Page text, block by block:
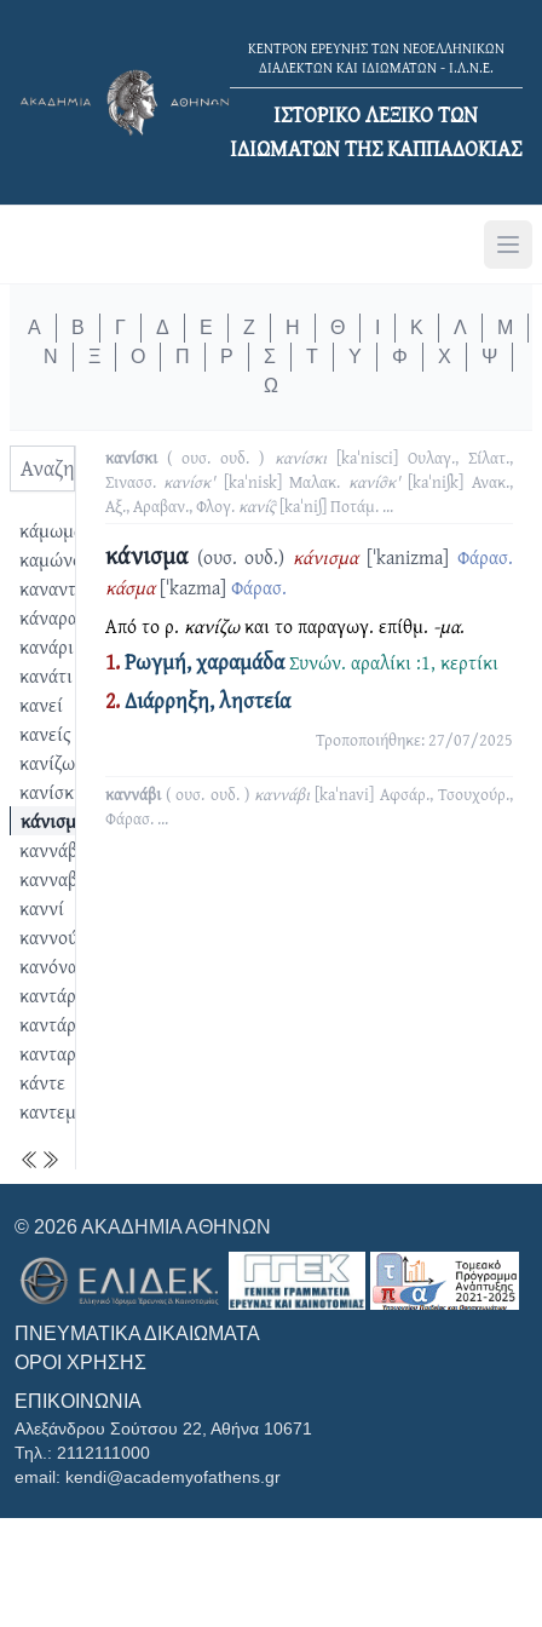
ΚΕΝΤΡΟΝ ΕΡΕΥΝΗΣ ΤΩΝ ΝΕΟΕΛΛΗΝΙΚΩΝ
ΔΙΑΛΕΚΤΩΝ ΚΑΙ ΙΔΙΩΜΑΤΩΝ - Ι.Λ.Ν.Ε.
ΙΣΤΟΡΙΚΟ ΛΕΞΙΚΟ TΩΝ
ΙΔΙΩΜΑΤΩΝ ΤΗΣ ΚΑΠΠΑΔΟΚΙΑΣ
Α Β Γ Δ Ε Ζ Η Θ Κ Λ
Μ
Ν
Ξ Ο Π Ρ Σ Τ Υ Φ Χ
Ψ
Ω
κάμωμα
καμώνομαι
καναντώ
κάναρα
κανάρι
κανάτι
κανεί
κανείς
κανίζω
κανίσκι
κάνισμα
καννάβι
κανναβούρι
καννί
καννούς
κανόνας
καντάρ
καντάρι
κανταριά
κάντε
καντεμλής
κανίσκι ( ουσ. ουδ. ) κανίσκι [kaˈnisci] Ουλαγ., Σίλατ.,
Σινασσ. κανίσκ' [kaˈnisk] Μαλακ. κανίσ̑κ' [kaˈniʃk] Ανακ.,
Αξ., Αραβαν., Φλογ. κανίς̑ [kaˈniʃ] Ποτάμ. ...
κάνισμα (ουσ. ουδ.) κάνισμα [ˈkanizma] Φάρασ.
κάσμα [ˈkazma] Φάρασ.
Από το ρ. κανίζωκαι το παραγωγ. επίθμ. -μα.
1.Ρωγμή, χαραμάδαΣυνών. αραλίκι :1, κερτίκι
2.Διάρρηξη, ληστεία
Τροποποιήθηκε: 27/07/2025
καννάβι ( ουσ. ουδ. ) καννάβι [kaˈnavi] Αφσάρ., Τσουχούρ.,
Φάρασ. ...
© 2026 ΑΚΑΔΗΜΊΑ ΑΘΗΝΏΝ
ΠΝΕΥΜΑΤΙΚΆ ΔΙΚΑΙΏΜΑΤΑ
ΌΡΟΙ ΧΡΉΣΗΣ
ΕΠΙΚΟΙΝΩΝΊΑ
Αλεξάνδρου Σούτσου 22, Αθήνα 10671
Τηλ.: 2112111000
email: kendi@academyofathens.gr